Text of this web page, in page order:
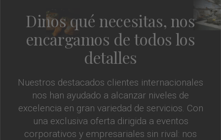
Dinos qué necesitas, nos
encargamos de todos los
detalles
Nuestros destacados clientes internacionales
nos han ayudado a alcanzar niveles de
excelencia en gran variedad de servicios. Con
una exclusiva oferta dirigida a eventos
corporativos y empresariales sin rival: nos